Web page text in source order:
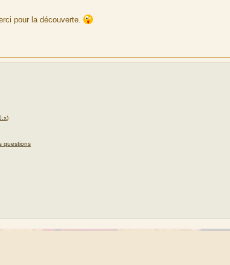
pour la découverte.
)
questions